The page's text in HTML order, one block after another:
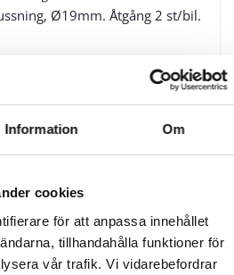
Information Om
cookies
för att anpassa innehållet
tillhandahålla funktioner för
vår trafik. Vi vidarebefordrar
Ø19mm. Åtgång 2 st/bil.
to
Add to
wishlist
Art.nr: PF8-901
Powerflexbussning
1 630kr